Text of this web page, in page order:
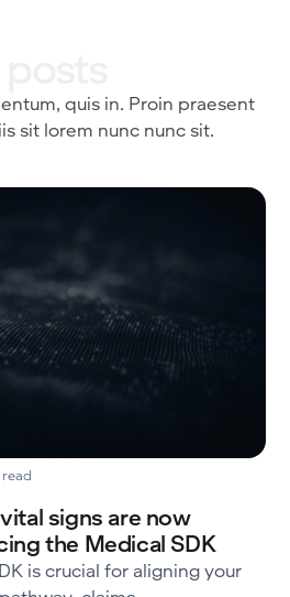
quis in. Proin praesent
sit lorem nunc nunc sit.
signs are now
the Medical SDK
is crucial for aligning your